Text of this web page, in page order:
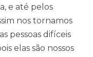
e até pelos
nos tornamos
pessoas difíceis
elas são nossos